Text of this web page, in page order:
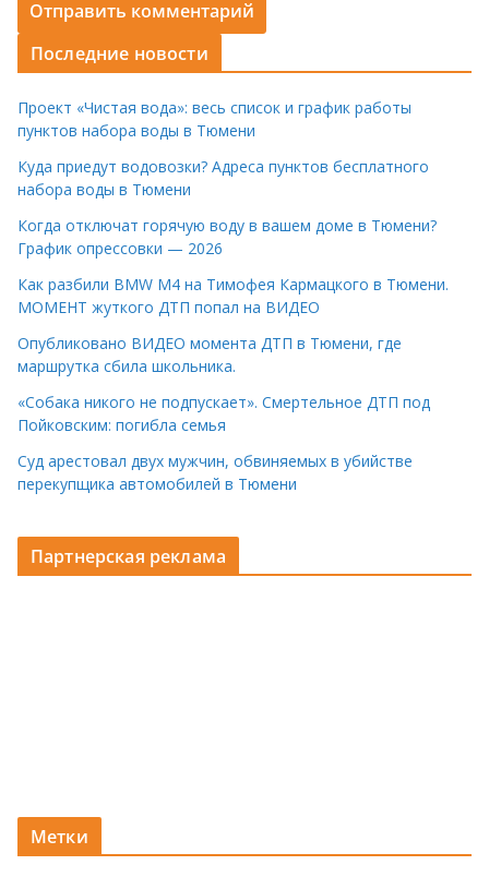
Последние новости
Проект «Чистая вода»: весь список и график работы
пунктов набора воды в Тюмени
Куда приедут водовозки? Адреса пунктов бесплатного
набора воды в Тюмени
Когда отключат горячую воду в вашем доме в Тюмени?
График опрессовки — 2026
Как разбили BMW M4 на Тимофея Кармацкого в Тюмени.
МОМЕНТ жуткого ДТП попал на ВИДЕО
Опубликовано ВИДЕО момента ДТП в Тюмени, где
маршрутка сбила школьника.
«Собака никого не подпускает». Смертельное ДТП под
Пойковским: погибла семья
Суд арестовал двух мужчин, обвиняемых в убийстве
перекупщика автомобилей в Тюмени
Партнерская реклама
Метки